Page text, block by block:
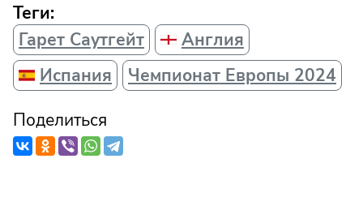
Теги:
Гарет Саутгейт
Англия
Испания
Чемпионат Европы 2024
Поделиться